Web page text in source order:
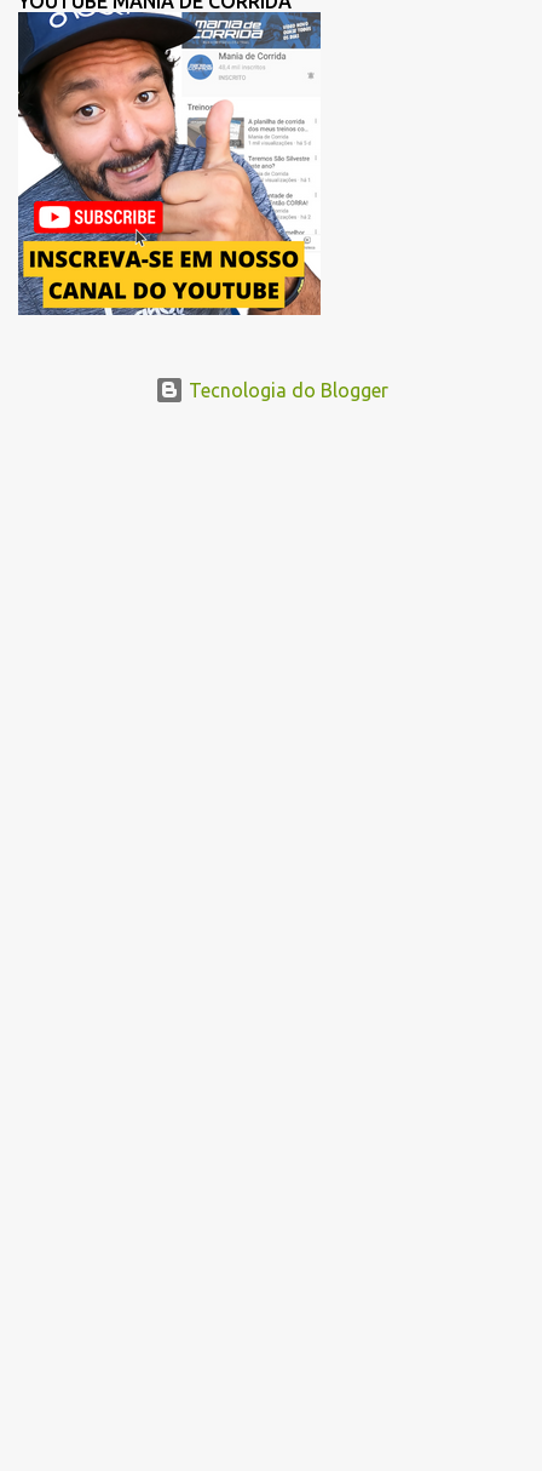
para uma melhor distribuição dos corredores no início da corrida. A
mudança substitui o trecho do Elevado Presidente João Goulart por
um novo trajeto na região do Pacaembu e Barra Funda. Após a
Avenida Pacaembu, os corredores seguirão pela Avenida Doutor
Abraão Ribeiro, passando ao lado do Memorial da América Latina,
acessando a Avenida Norma Pieruccini Giannotti, a Avenida Rudge e
...
Tecnologia do Blogger